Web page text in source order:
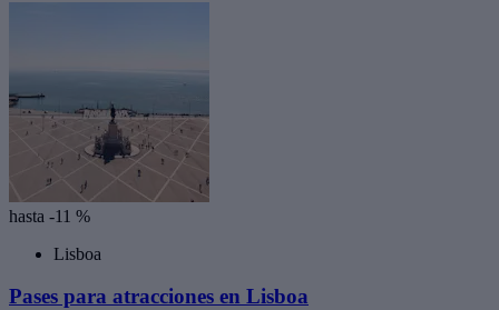
hasta -11 %
Lisboa
Pases para atracciones en Lisboa